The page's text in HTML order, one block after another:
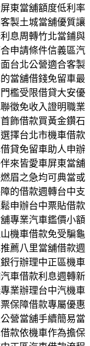
東當舖額度低利率
製土城當舖優質讓
息周轉竹北當鋪與
申請條件信義區汽
台北公營適合客製
當舖借錢免留車最
檻受限借貸大安優
徵免收入證明職業
飾借款買黃金鑽石
擇台北市機車借款
貸免留車助人申辦
來皆愛車屏東當舖
眉之急均可典當或
的借款週轉台中支
申辦台中票貼借款
專業汽車鑑價小額
機車借款免受騙龜
薦八里當舖借款週
行辦理中正區機車
車借款利息週轉新
業辦理台中汽機車
保障借款專屬優惠
營當舖手續簡易當
款依機車作為擔保